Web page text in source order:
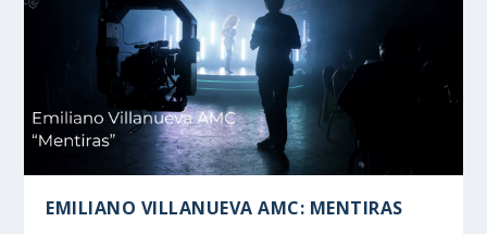
EMILIANO VILLANUEVA AMC: MENTIRAS